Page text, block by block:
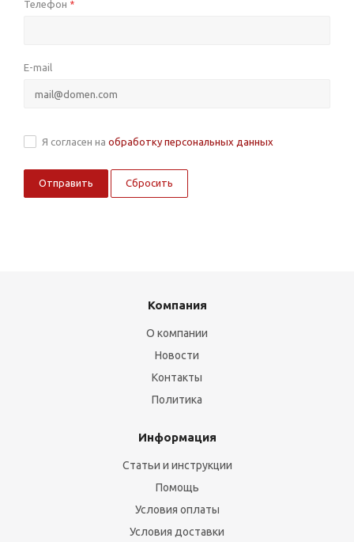
Телефон *
E-mail
Я согласен на обработку персональных данных
Сбросить
Компания
О компании
Новости
Контакты
Политика
Информация
Статьи и инструкции
Помощь
Условия оплаты
Условия доставки